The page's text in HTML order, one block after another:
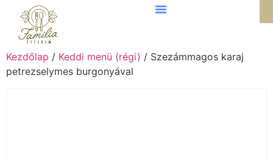
Kezdőlap / Keddi menü (régi) / Szezámmagos karaj
petrezselymes burgonyával